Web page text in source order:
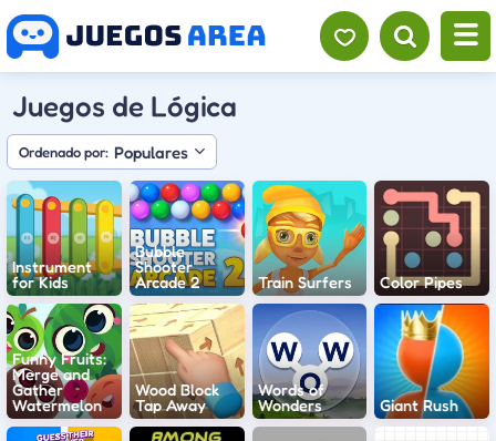
Juegos de Lógica
Ordenado por: Populares
Instrument
for Kids
Bubble
Shooter
Arcade 2
Train Surfers Color Pipes
Funny Fruits:
Merge and
Gather
Watermelon
Wood Block
Tap Away
Words of
Wonders
Giant Rush